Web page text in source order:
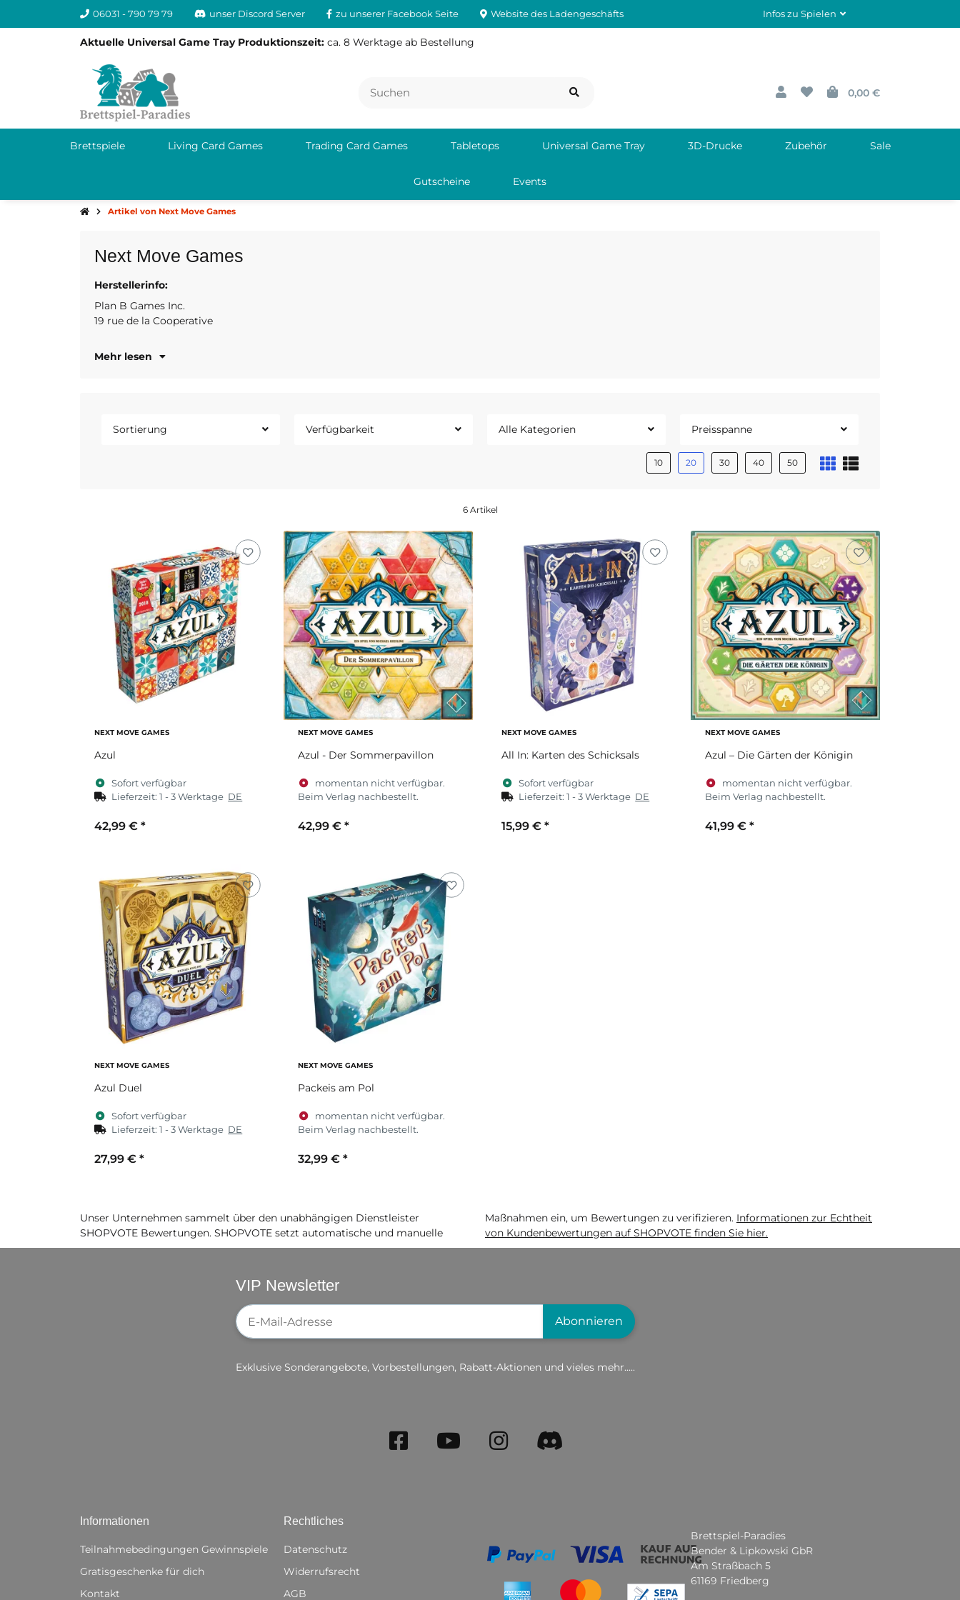
06031 - 790 79 79 unser Discord Server zu unserer Facebook Seite Website des Ladengeschäfts Infos zu Spielen
Aktuelle Universal Game Tray Produktionszeit: ca. 8 Werktage ab Bestellung
0,00 €
Brettspiele Living Card Games Trading Card Games Tabletops Universal Game Tray 3D-Drucke Zubehör Sale
Gutscheine Events
Artikel von Next Move Games
Next Move Games
Herstellerinfo:
Plan B Games Inc.
19 rue de la Cooperative
Mehr lesen
Sortierung Verfügbarkeit Alle Kategorien Preisspanne
10 20 30 40 50
6 Artikel
NEXT MOVE GAMES
Azul
Sofort verfügbar
Lieferzeit:1 - 3 Werktage DE
42,99 € *
NEXT MOVE GAMES
Azul - Der Sommerpavillon
momentan nicht verfügbar.
Beim Verlag nachbestellt.
42,99 € *
NEXT MOVE GAMES
All In: Karten des Schicksals
Sofort verfügbar
Lieferzeit:1 - 3 Werktage DE
15,99 € *
NEXT MOVE GAMES
Azul – Die Gärten der Königin
momentan nicht verfügbar.
Beim Verlag nachbestellt.
41,99 € *
NEXT MOVE GAMES
Azul Duel
Sofort verfügbar
Lieferzeit:1 - 3 Werktage DE
27,99 € *
NEXT MOVE GAMES
Packeis am Pol
momentan nicht verfügbar.
Beim Verlag nachbestellt.
32,99 € *
Unser Unternehmen sammelt über den unabhängigen Dienstleister
SHOPVOTE Bewertungen. SHOPVOTE setzt automatische und manuelle
Maßnahmen ein, um Bewertungen zu verifizieren. Informationen zur Echtheit
von Kundenbewertungen auf SHOPVOTE finden Sie hier.
VIP Newsletter
Newsletter-Registrierung
Abonnieren
Exklusive Sonderangebote, Vorbestellungen, Rabatt-Aktionen und vieles mehr.....
Informationen
Teilnahmebedingungen Gewinnspiele
Gratisgeschenke für dich
Kontakt
Rechtliches
Datenschutz
Widerrufsrecht
AGB
Brettspiel-Paradies
Bender & Lipkowski GbR
Am Straßbach 5
61169 Friedberg